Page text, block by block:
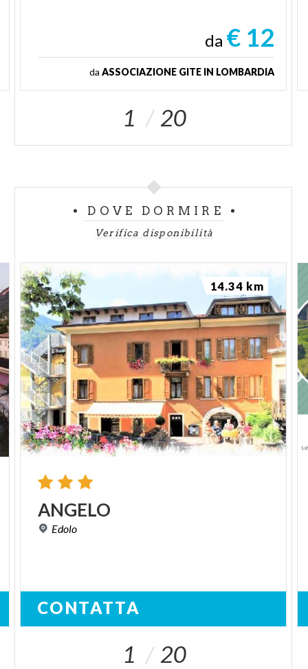
da € 12
da ASSOCIAZIONE GITE IN LOMBARDIA
1 20
DOVE DORMIRE
Verifica disponibilità
ANGELO
Edolo
CONTATTA
14.34 km
1 20